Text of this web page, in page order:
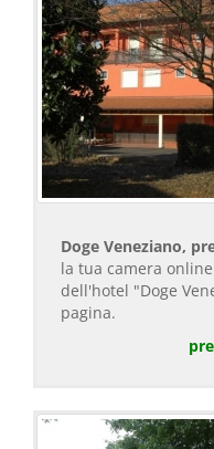
Doge Veneziano,
la tua camera
dell'hotel "Doge
pagina.